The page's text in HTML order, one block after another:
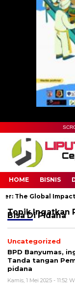
HOME BISNIS
The Global Impact
TopikIngatkan
Bisa Di Pidana
Uncategorized
BPD Banyumas,
Tanda tangan
pidana
Kamis, 1 Mei 2025 - 11:52